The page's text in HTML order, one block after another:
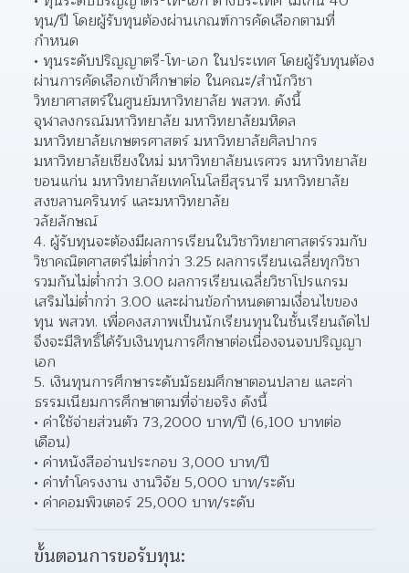
ทุน/ปี โดยผู้รับทุนต้องผ่านเกณฑ์การคัดเลือกตามที่
กำหนด
ทุนระดับปริญญาตรี-โท-เอก ในประเทศ โดยผู้รับทุนต้อง
ผ่านการคัดเลือกเข้าศึกษาต่อ ในคณะ/สำนักวิชา
วิทยาศาสตร์ในศูนย์มหาวิทยาลัย พสวท. ดังนี้
จุฬาลงกรณ์มหาวิทยาลัย มหาวิทยาลัยมหิดล
มหาวิทยาลัยเกษตรศาสตร์ มหาวิทยาลัยศิลปากร
มหาวิทยาลัยเชียงใหม่ มหาวิทยาลัยนเรศวร มหาวิทยาลัย
ขอนแก่น มหาวิทยาลัยเทคโนโลยีสุรนารี มหาวิทยาลัย
สงขลานครินทร์ และมหาวิทยาลัย
วลัยลักษณ์
4. ผู้รับทุนจะต้องมีผลการเรียนในวิชาวิทยาศาสตร์รวมกับ
วิชาคณิตศาสตร์ไม่ต่ำกว่า 3.25 ผลการเรียนเฉลี่ยทุกวิชา
รวมกันไม่ต่ำกว่า 3.00 ผลการเรียนเฉลี่ยวิชาโปรแกรม
เสริมไม่ต่ำกว่า 3.00 และผ่านข้อกำหนดตามเงื่อนไขของ
ทุน พสวท. เพื่อคงสภาพเป็นนักเรียนทุนในชั้นเรียนถัดไป
จึงจะมีสิทธิ์ได้รับเงินทุนการศึกษาต่อเนื่องจนจบปริญญา
เอก
5. เงินทุนการศึกษาระดับมัธยมศึกษาตอนปลาย และค่า
ธรรมเนียมการศึกษาตามที่จ่ายจริง ดังนี้
ค่าใช้จ่ายส่วนตัว 73,2000 บาท/ปี (6,100 บาทต่อ
เดือน)
ค่าหนังสืออ่านประกอบ 3,000 บาท/ปี
ค่าทำโครงงาน งานวิจัย 5,000 บาท/ระดับ
ค่าคอมพิวเตอร์ 25,000 บาท/ระดับ
ขั้นตอนการขอรับทุน: